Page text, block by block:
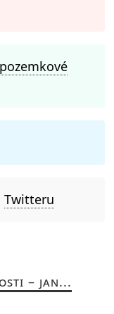
Twitteru
– JAN...